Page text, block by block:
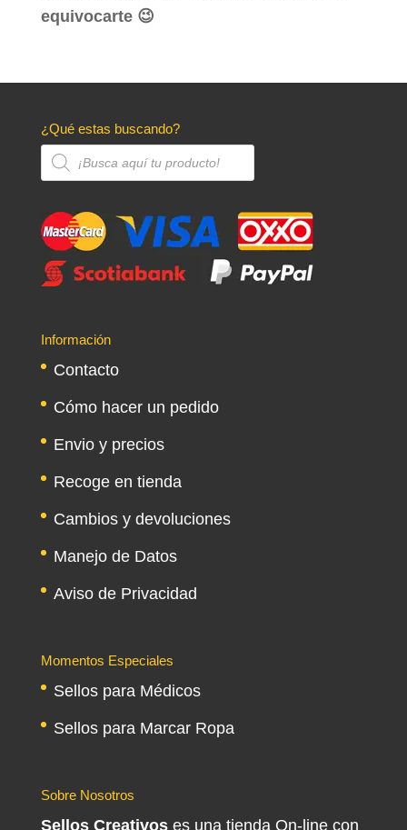
equivocarte 😉
¿Qué estas buscando?
Búsqueda
productos
Información
Contacto
Cómo hacer un pedido
Envio y precios
Recoge en tienda
Cambios y devoluciones
Manejo de Datos
Aviso de Privacidad
Momentos Especiales
Sellos para Médicos
Sellos para Marcar Ropa
Sobre Nosotros
Sellos Creativoses una tienda On-line con